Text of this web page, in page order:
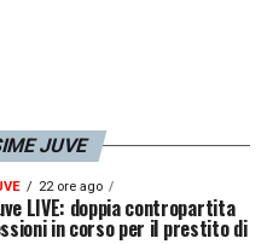
JUVE
22 ore ago
LIVE: doppia contropartita
in corso per il prestito di